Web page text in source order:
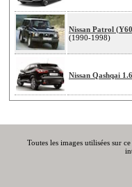
Nissan Patrol
(1990-1998)
Nissan Qashqai
Toutes les images utilisées sur